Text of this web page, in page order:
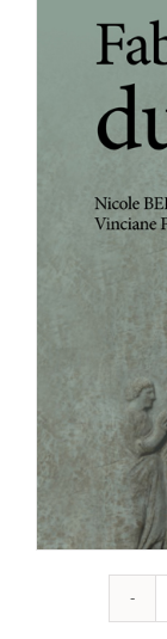
Achat en ligne
Panier